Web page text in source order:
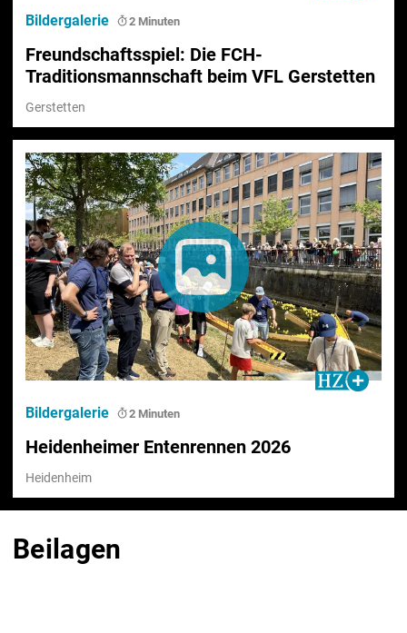
Freundschaftsspiel: Die FCH-
Traditionsmannschaft beim VFL Gerstetten
Gerstetten
Bildergalerie 2 Minuten
Heidenheimer Entenrennen 2026
Heidenheim
Bildergalerie 2 Minuten
Beilagen